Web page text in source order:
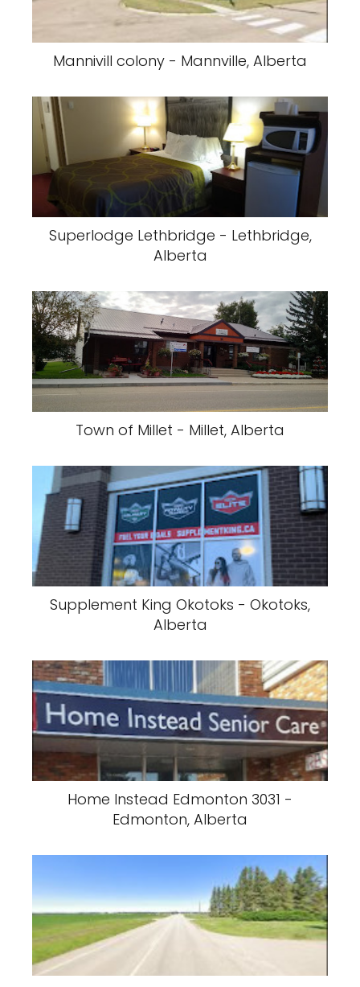
Mannivill colony - Mannville, Alberta
Superlodge Lethbridge - Lethbridge,
Alberta
Town of Millet - Millet, Alberta
Supplement King Okotoks - Okotoks,
Alberta
Home Instead Edmonton 3031 -
Edmonton, Alberta